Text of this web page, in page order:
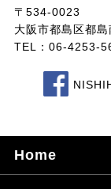
〒534-0023
大阪市都島区都
TEL：06-4253-
Home